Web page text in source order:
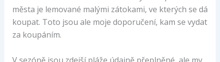
města je lemované malými zátokami, ve kterých se dá
koupat. Toto jsou ale moje doporučení, kam se vydat
za koupáním.